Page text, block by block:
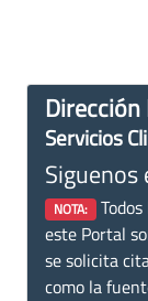
Servicios
Siguenos
NOTA: Todos
este Portal
se solicita
como la